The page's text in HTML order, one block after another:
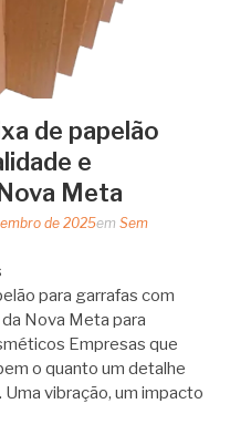
de papelão
e
Meta
de 2025em Sem
para garrafas com
Nova Meta para
Empresas que
o quanto um detalhe
vibração, um impacto